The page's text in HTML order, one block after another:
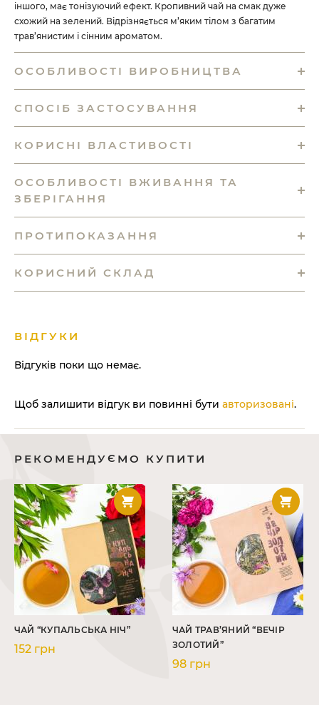
іншого, має тонізуючий ефект. Кропивний чай на смак дуже
схожий на зелений. Відрізняється м’яким тілом з багатим
трав’янистим і сінним ароматом.
ОСОБЛИВОСТІ ВИРОБНИЦТВА
СПОСІБ ЗАСТОСУВАННЯ
КОРИСНІ ВЛАСТИВОСТІ
ОСОБЛИВОСТІ ВЖИВАННЯ ТА
ЗБЕРІГАННЯ
ПРОТИПОКАЗАННЯ
КОРИСНИЙ СКЛАД
ВІДГУКИ
Відгуків поки що немає.
Щоб залишити відгук ви повинні бути авторизовані.
РЕКОМЕНДУЄМО КУПИТИ
ЧАЙ “КУПАЛЬСЬКА НІЧ”
152 грн
ЧАЙ ТРАВ’ЯНИЙ “ВЕЧІР
ЗОЛОТИЙ”
98 грн